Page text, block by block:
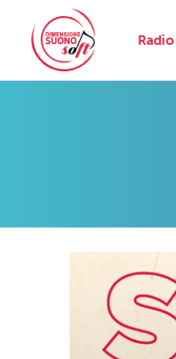
Radio